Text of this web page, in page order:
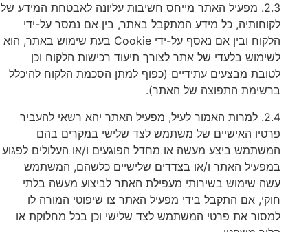
2.3. מפעיל האתר מייחס חשיבות עליונה לאבטחת המידע של
לקוחותיה, כל מידע המתקבל באתר, בין אם נמסר על-ידי
הלקוח ובין אם נאסף על-ידי Cookie בעת שימוש באתר, הוא
לשימוש בלעדי של אתר לצורך תיעוד רכישות הלקוח וכן
לטובת מבצעים עתידיים (כפוף למתן הסכמת הלקוח להיכלל
ברשימת התפוצה של האתר).
2.4. למרות האמור לעיל, מפעיל האתר יהא רשאי להעביר
פרטיו האישיים של משתמש לצד שלישי במקרים בהם
המשתמש ביצע מעשה או מחדל הפוגעים ו/או העלולים לפגוע
במפעיל האתר ו/או בצדדים שלישיים כלשהם, המשתמש
עשה שימוש בשירותי מעפילת האתר לביצוע מעשה בלתי
חוקי, אם התקבל בידי מפעיל האתר צו שיפוטי המורה לו
למסור את פרטי המשתמש לצד שלישי וכן בכל מחלוקת או